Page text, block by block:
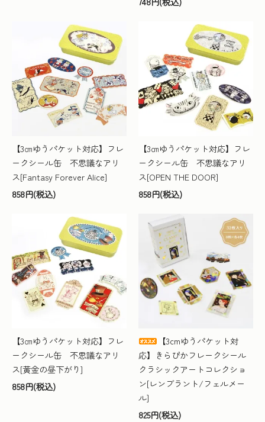
【3㎝ゆうパケット対応】フレ
ークシール缶 不思議なアリ
ス[Fantasy Forever Alice]
858円(税込)
【3㎝ゆうパケット対応】フレ
ークシール缶 不思議なアリ
ス[OPEN THE DOOR]
858円(税込)
【3㎝ゆうパケット対応】フレ
ークシール缶 不思議なアリ
ス[黄金の昼下がり]
858円(税込)
【3cmゆうパケット対
応】きらぴかフレークシール
クラシックアートコレクショ
ン[レンブラント/フェルメー
ル]
825円(税込)